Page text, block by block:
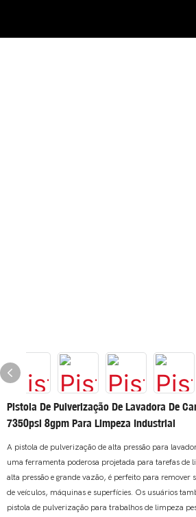
Pistola De Pulverização De Lavadora De
7350psi 8gpm Para Limpeza Industrial
A pistola de pulverização de alta pressão para
uma ferramenta poderosa projetada para tarefas de
alta pressão e grande vazão, é perfeito para remover
de veículos, máquinas e superfícies. Os usuários
pistola de pulverização para trabalhos de limpeza